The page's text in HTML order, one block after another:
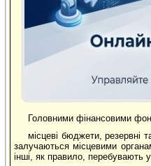
Головними фінансовими
місцеві бюджети, резервні
залучаються місцевими
інші, як правило, перебувають